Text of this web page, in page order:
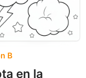
B
en la